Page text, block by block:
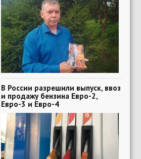
В России разрешили выпуск, ввоз
и продажу бензина Евро-2,
Евро-3 и Евро-4